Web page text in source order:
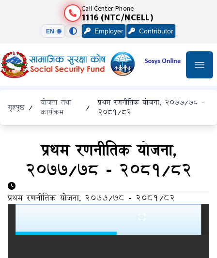
Call Center Phone
1116 (NTC/NCELL)
EN 🌐 Employer Contributor
गृहपृष्ठ /
योजना तथा
कार्यक्रम
/
प्रथम रणनीतिक योजना, २०७७/७८ -
२०८१/८२
प्रथम रणनीतिक योजना,
२०७७/७८ - २०८१/८२
प्रथम रणनीतिक योजना, २०७७/७८ - २०८१/८२